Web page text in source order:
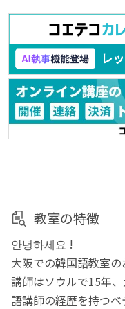
教室の特徴
안녕하세요 !
大阪での韓国語教室の
講師はソウルで15年
語講師の経歴を持つベ